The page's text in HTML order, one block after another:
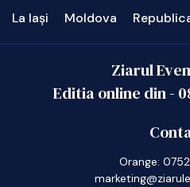
La Iași Moldova
Ziarul
Editia online din -
Orange: